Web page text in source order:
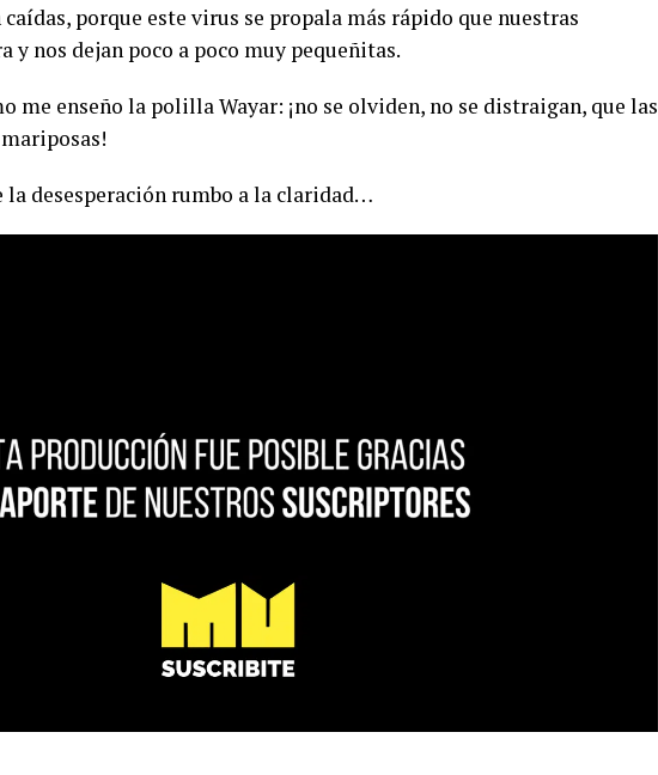
porque este virus se propala más rápido que nuestras
y nos dejan poco a poco muy pequeñitas.
me enseño la polilla Wayar: ¡no se olviden, no se distraigan, que las
la desesperación rumbo a la claridad…